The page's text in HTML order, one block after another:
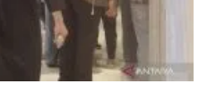
menteri antisipasi harga